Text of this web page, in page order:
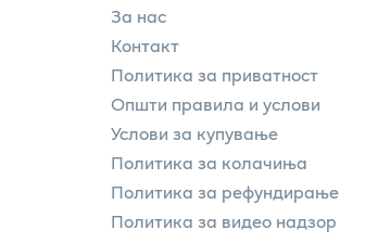
За нас
Контакт
Политика за приватност
Општи правила и услови
Услови за купување
Политика за колачиња
Политика за рефундирање
Политика за видео надзор